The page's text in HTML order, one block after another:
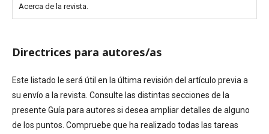
Acerca de la revista.
Directrices para autores/as
Este listado le será útil en la última revisión del artículo previa a
su envío a la revista. Consulte las distintas secciones de la
presente Guía para autores si desea ampliar detalles de alguno
de los puntos. Compruebe que ha realizado todas las tareas